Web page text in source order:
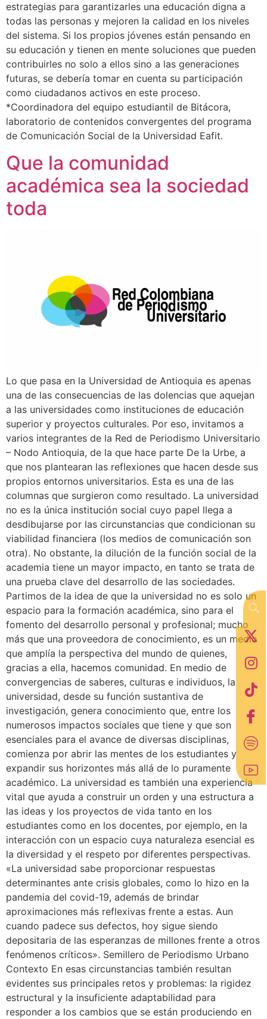
estrategias para garantizarles una educación digna a
todas las personas y mejoren la calidad en los niveles
del sistema. Si los propios jóvenes están pensando en
su educación y tienen en mente soluciones que pueden
contribuirles no solo a ellos sino a las generaciones
futuras, se debería tomar en cuenta su participación
como ciudadanos activos en este proceso.
*Coordinadora del equipo estudiantil de Bitácora,
laboratorio de contenidos convergentes del programa
de Comunicación Social de la Universidad Eafit.
Que la comunidad
académica sea la sociedad
toda
Lo que pasa en la Universidad de Antioquia es apenas
una de las consecuencias de las dolencias que aquejan
a las universidades como instituciones de educación
superior y proyectos culturales. Por eso, invitamos a
varios integrantes de la Red de Periodismo Universitario
– Nodo Antioquia, de la que hace parte De la Urbe, a
que nos plantearan las reflexiones que hacen desde sus
propios entornos universitarios. Esta es una de las
columnas que surgieron como resultado. La universidad
no es la única institución social cuyo papel llega a
desdibujarse por las circunstancias que condicionan su
viabilidad financiera (los medios de comunicación son
otra). No obstante, la dilución de la función social de la
academia tiene un mayor impacto, en tanto se trata de
una prueba clave del desarrollo de las sociedades.
Partimos de la idea de que la universidad no es solo un
espacio para la formación académica, sino para el
fomento del desarrollo personal y profesional; mucho
más que una proveedora de conocimiento, es un medio
que amplía la perspectiva del mundo de quienes,
gracias a ella, hacemos comunidad. En medio de
convergencias de saberes, culturas e individuos, la
universidad, desde su función sustantiva de
investigación, genera conocimiento que, entre los
numerosos impactos sociales que tiene y que son
esenciales para el avance de diversas disciplinas,
comienza por abrir las mentes de los estudiantes y
expandir sus horizontes más allá de lo puramente
académico. La universidad es también una experiencia
vital que ayuda a construir un orden y una estructura a
las ideas y los proyectos de vida tanto en los
estudiantes como en los docentes, por ejemplo, en la
interacción con un espacio cuya naturaleza esencial es
la diversidad y el respeto por diferentes perspectivas.
«La universidad sabe proporcionar respuestas
determinantes ante crisis globales, como lo hizo en la
pandemia del covid-19, además de brindar
aproximaciones más reflexivas frente a estas. Aun
cuando padece sus defectos, hoy sigue siendo
depositaria de las esperanzas de millones frente a otros
fenómenos críticos». Semillero de Periodismo Urbano
Contexto En esas circunstancias también resultan
evidentes sus principales retos y problemas: la rigidez
estructural y la insuficiente adaptabilidad para
responder a los cambios que se están produciendo en